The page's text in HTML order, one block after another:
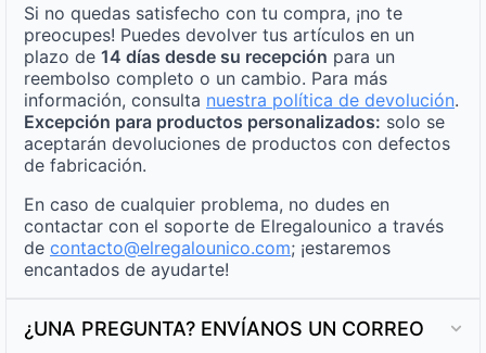
Si no quedas satisfecho con tu compra, ¡no te
preocupes! Puedes devolver tus artículos en un
plazo de 14 días desde su recepción para un
reembolso completo o un cambio. Para más
información, consulta nuestra política de devolución.
Excepción para productos personalizados: solo se
aceptarán devoluciones de productos con defectos
de fabricación.
En caso de cualquier problema, no dudes en
contactar con el soporte de Elregalounico a través
de contacto@elregalounico.com; ¡estaremos
encantados de ayudarte!
¿UNA PREGUNTA? ENVÍANOS UN CORREO